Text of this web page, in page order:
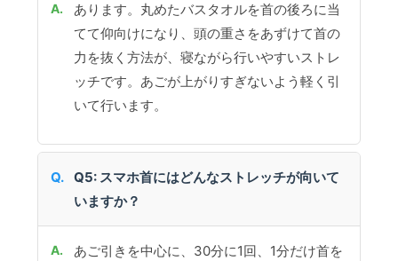
あります。丸めたバスタオルを首の後ろに当
てて仰向けになり、頭の重さをあずけて首の
力を抜く方法が、寝ながら行いやすいストレ
ッチです。あごが上がりすぎないよう軽く引
いて行います。
Q5: スマホ首にはどんなストレッチが向いて
いますか？
あご引きを中心に、30分に1回、1分だけ首を